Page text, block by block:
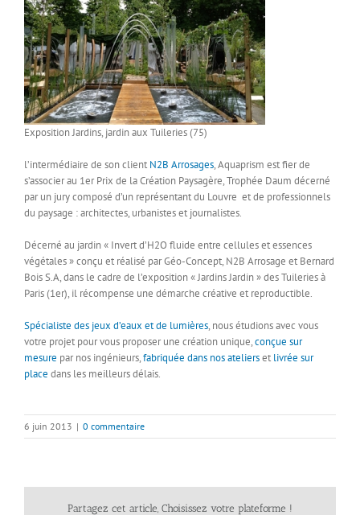
Exposition Jardins, jardin aux Tuileries (75)
l’intermédiaire de son client N2B Arrosages, Aquaprism est fier de
s’associer au 1er Prix de la Création Paysagère, Trophée Daum décerné
par un jury composé d’un représentant du Louvre et de professionnels
du paysage : architectes, urbanistes et journalistes.
Décerné au jardin « Invert d’H2O fluide entre cellules et essences
végétales » conçu et réalisé par Géo-Concept, N2B Arrosage et Bernard
Bois S.A, dans le cadre de l’exposition « Jardins Jardin » des Tuileries à
Paris (1er), il récompense une démarche créative et reproductible.
Spécialiste des jeux d’eaux et de lumières, nous étudions avec vous
votre projet pour vous proposer une création unique,conçue sur
mesure par nos ingénieurs,fabriquée dans nos atelierset livrée sur
place dans les meilleurs délais.
6 juin 2013 | 0 commentaire
Partagez cet article, Choisissez votre plateforme !